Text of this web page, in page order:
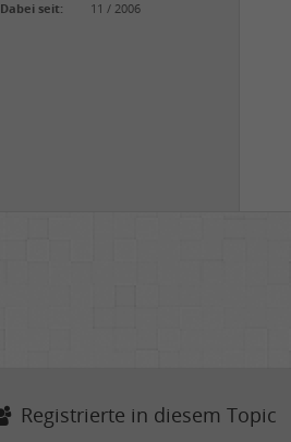
Dabei seit:
11 / 2006
Registrierte in diesem Topic